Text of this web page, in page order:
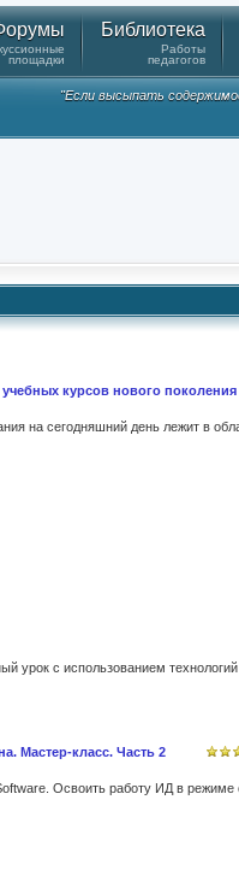
площадки
Библиотека
Работы
педагогов
"Если высыпать
курсов нового поколения
Мастер-класс. Часть 2
Освоить работу ИД в режиме